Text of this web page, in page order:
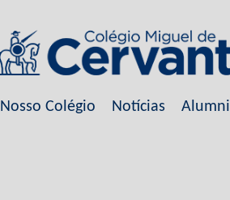
Nosso Colégio Notícias Alumni